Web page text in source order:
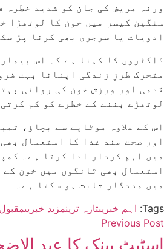
ورنہ مریض کی جان کو شدید خطرہ
سنگین کیسز میں خون کا لوتھڑا
ادویات یا سرجری بھی کرنا پڑ
ڈاکٹروں کا کہنا ہے کہ اس
متحرک طرزِ زندگی اپنانا بہت
قدمی اور ورزش خون کی روانی
لوتھڑے بننے کے خطرے کو کم کرتی
اس کے علاوہ موٹاپے سے بچاؤ،
اور صحت مند غذا کا استعمال
میں اہم کردار ادا کرتا ہے۔
استعمال بھی ٹانگوں میں خون
میں مددگار ثابت ہو سکتا ہے۔
Tags: اہم خبریںتازہ ترینمزید خبریں
Previous Post
اسٹیٹ بینک کا عید